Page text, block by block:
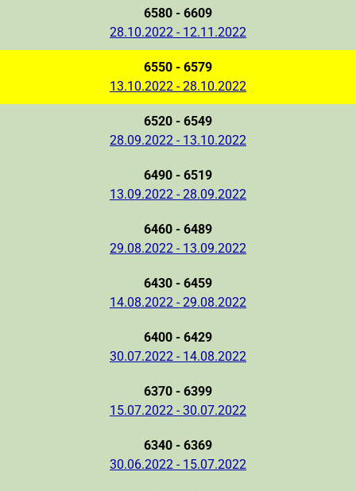
6580 - 6609
28.10.2022 - 12.11.2022
6550 - 6579
13.10.2022 - 28.10.2022
6520 - 6549
28.09.2022 - 13.10.2022
6490 - 6519
13.09.2022 - 28.09.2022
6460 - 6489
29.08.2022 - 13.09.2022
6430 - 6459
14.08.2022 - 29.08.2022
6400 - 6429
30.07.2022 - 14.08.2022
6370 - 6399
15.07.2022 - 30.07.2022
6340 - 6369
30.06.2022 - 15.07.2022